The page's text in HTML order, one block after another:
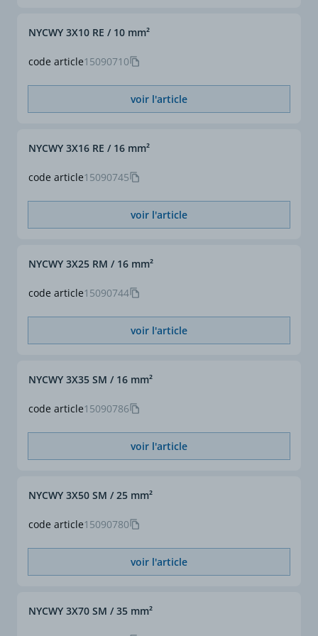
code article15090710
NYCWY 3X10 RE / 10 mm²
voir l'article
code article15090745
NYCWY 3X16 RE / 16 mm²
voir l'article
code article15090744
NYCWY 3X25 RM / 16 mm²
voir l'article
code article15090786
NYCWY 3X35 SM / 16 mm²
voir l'article
code article15090780
NYCWY 3X50 SM / 25 mm²
voir l'article
NYCWY 3X70 SM / 35 mm²